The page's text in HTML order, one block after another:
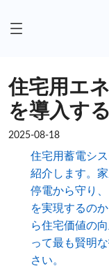
住宅用エ
を導入す
2025-08-18
住宅用蓄電シ
紹介します。
停電から守り
を実現するの
ら住宅価値の
って最も賢明
さい。